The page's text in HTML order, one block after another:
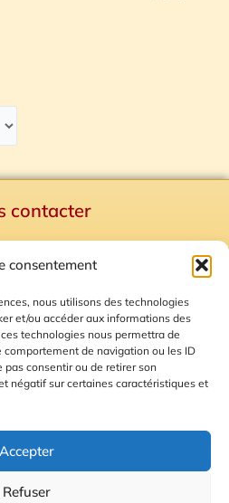
consentement
nous utilisons des technologies
et/ou accéder aux informations des
technologies nous permettra de
de navigation ou les ID
pas consentir ou de retirer son
négatif sur certaines caractéristiques et
Accepter
Refuser
contacter
Plan du site
des Cookies